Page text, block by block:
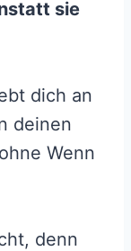
sie
dich an
deinen
Wenn
denn